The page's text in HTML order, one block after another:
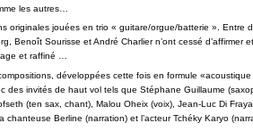
les autres…
originales jouées en trio « guitare/orgue/batterie ». Entre
Benoît Sourisse et André Charlier n’ont cessé d’affirmer
et raffiné …
développées cette fois en formule
des invités de haut vol tels que Stéphane Guillaume
(ten sax, chant), Malou Oheix (voix), Jean-Luc Di
chanteuse Berline (narration) et l’acteur Tchéky Karyo